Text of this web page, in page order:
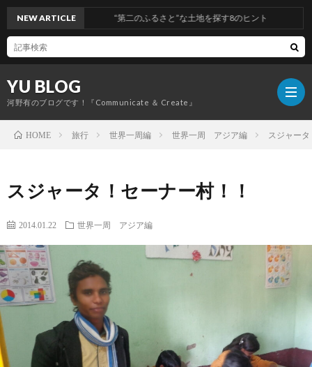
YU BLOG
河野有のブログです！『Communicate ＆ Create』
ミ
旅
NEW ARTICLE“第二のふるさと”な土地を探す8のヒント
HOME 旅行 世界一周編 世界一周 アジア編 スジャー
スジャータ！セーナー村！！
2014.01.22 世界一周 アジア編